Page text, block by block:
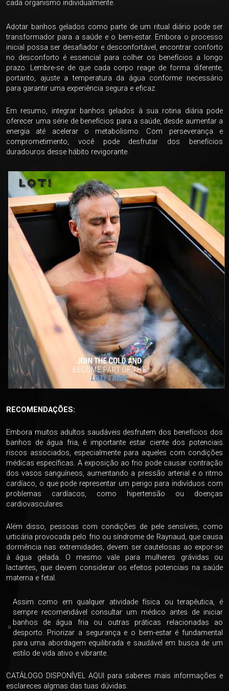
cada organismo individualmente.
Adotar banhos gelados como parte de um ritual diário pode ser
transformador para a saúde e o bem-estar. Embora o processo
inicial possa ser desafiador e desconfortável, encontrar conforto
no desconforto é essencial para colher os benefícios a longo
prazo. Lembre-se de que cada corpo reage de forma diferente,
portanto, ajuste a temperatura da água conforme necessário
para garantir uma experiência segura e eficaz.
Em resumo, integrar banhos gelados à sua rotina diária pode
oferecer uma série de benefícios para a saúde, desde aumentar a
energia até acelerar o metabolismo. Com perseverança e
comprometimento, você pode desfrutar dos benefícios
duradouros desse hábito revigorante.
RECOMENDAÇÕES:
Embora muitos adultos saudáveis desfrutem dos benefícios dos
banhos de água fria, é importante estar ciente dos potenciais
riscos associados, especialmente para aqueles com condições
médicas específicas. A exposição ao frio pode causar contração
dos vasos sanguíneos, aumentando a pressão arterial e o ritmo
cardíaco, o que pode representar um perigo para indivíduos com
problemas cardíacos, como hipertensão ou doenças
cardiovasculares.
Além disso, pessoas com condições de pele sensíveis, como
urticária provocada pelo frio ou síndrome de Raynaud, que causa
dormência nas extremidades, devem ser cautelosas ao expor-se
à água gelada. O mesmo vale para mulheres grávidas ou
lactantes, que devem considerar os efeitos potenciais na saúde
materna e fetal.
Assim como em qualquer atividade física ou terapêutica, é
sempre recomendável consultar um médico antes de iniciar
banhos de água fria ou outras práticas relacionadas ao
desporto. Priorizar a segurança e o bem-estar é fundamental
para uma abordagem equilibrada e saudável em busca de um
estilo de vida ativo e vibrante.
CATÁLOGO DISPONÍVEL AQUI
para saberes mais informações e
esclareces algmas das tuas dúvidas.